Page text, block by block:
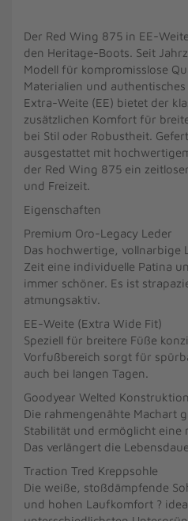
Der Red Wing 875 in EE-
den Heritage-Boots. Seit
Modell für kompromisslose
Materialien und
Extra-Weite (EE) bietet der
zusätzlichen Komfort für
bei Stil oder Robustheit.
ausgestattet mit
der Red Wing 875 ein
und Freizeit.
Eigenschaften
Premium Oro-Legacy Leder
Das hochwertige, vollnarbige
Zeit eine individuelle Patina
immer schöner. Es ist
atmungsaktiv.
EE-Weite (Extra Wide Fit)
Speziell für breitere Füße
Vorfußbereich sorgt für
auch bei langen Tagen.
Goodyear Welted Konstruktion
Die rahmengenähte Machart
Stabilität und ermöglicht eine
Das verlängert die
Traction Tred Kreppsohle
Die weiße, stoßdämpfende
und hohen Laufkomfort ?